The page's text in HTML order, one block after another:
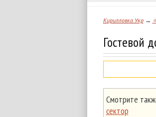
Кирилловка.Укр→
Гостевой
Смотрите
сектор